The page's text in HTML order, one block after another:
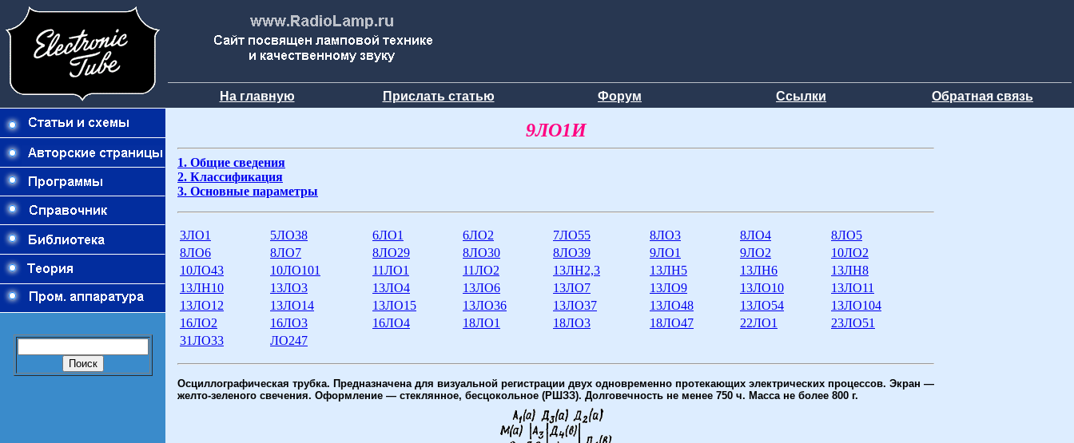
На главную Прислать статью Форум Ссылки Обратная связь
9ЛО1И
1. Общие сведения
2. Классификация
3. Основные параметры
3ЛО1 5ЛО38 6ЛО1 6ЛО2 7ЛО55 8ЛО3 8ЛО4
8ЛО5
8ЛО6
8ЛО7 8ЛО29 8ЛО30 8ЛО39 9ЛО1 9ЛО2
10ЛО2
10ЛО43
10ЛО101 11ЛО1 11ЛО2 13ЛН2,3 13ЛН5 13ЛН6
13ЛН8
13ЛН10
13ЛО3 13ЛО4 13ЛО6 13ЛО7 13ЛО9 13ЛО10
13ЛО11
13ЛО12
13ЛО14 13ЛО15 13ЛО36 13ЛО37 13ЛО48 13ЛО54
13ЛО104
16ЛО2
16ЛО3 16ЛО4 18ЛО1 18ЛО3 18ЛО47 22ЛО1
23ЛО51
31ЛО33
ЛО247
Осциллографическая трубка. Предназначена для визуальной регистрации двух одновременно протекающих электрических процессов. Экран —
желто-зеленого свечения. Оформление — стеклянное, бесцокольное (РШЗЗ). Долговечность не менее 750 ч. Масса не более 800 г.